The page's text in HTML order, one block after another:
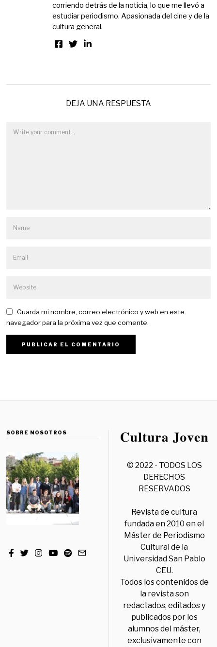
corriendo detrás de la noticia, lo que me llevó a
estudiar periodismo. Apasionada del cine y de la
cultura general.
DEJA UNA RESPUESTA
Guarda mi nombre, correo electrónico y web en este
navegador para la próxima vez que comente.
SOBRE NOSOTROS
© 2022 - TODOS LOS
DERECHOS
RESERVADOS
Revista de cultura
fundada en 2010 en el
Máster de Periodismo
Cultural de la
Universidad San Pablo
CEU.
Todos los contenidos de
la revista son
redactados, editados y
publicados por los
alumnos del máster,
exclusivamente con